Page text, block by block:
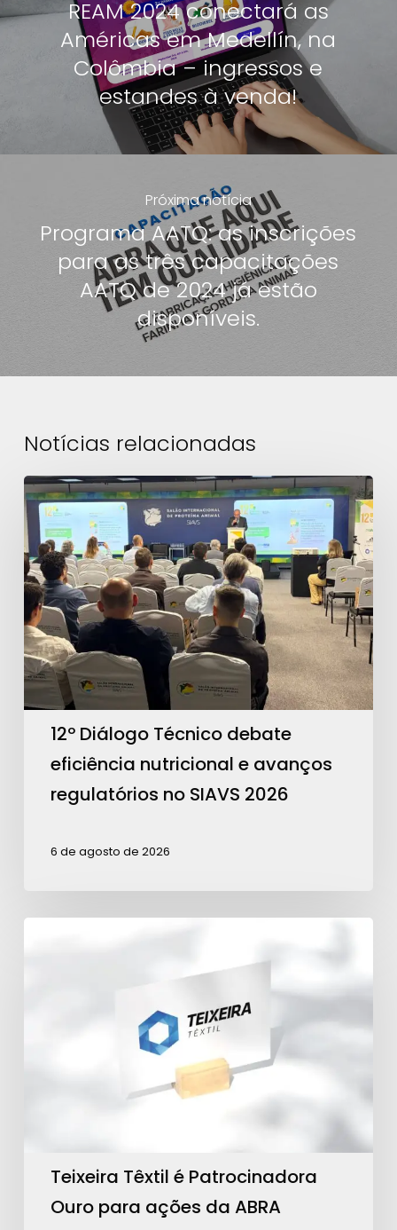
REAM 2024 conectará as
Américas em Medellín, na
Colômbia – ingressos e
estandes à venda!
Próxima notícia
Programa AATQ: as inscrições
para as três capacitações
AATQ de 2024 já estão
disponíveis.
Notícias relacionadas
12º
Diálogo
Técnico
debate
eficiência
nutricional
e
avanços
regulatórios
12º Diálogo Técnico debate
eficiência nutricional e avanços
regulatórios no SIAVS 2026
6 de agosto de 2026
Teixeira Têxtil é Patrocinadora
Ouro para ações da ABRA